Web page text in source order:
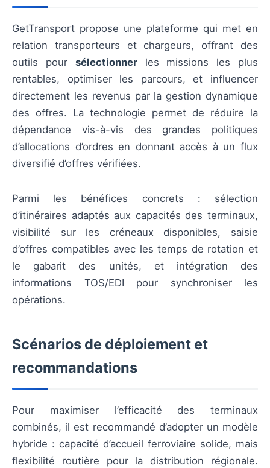
GetTransport propose une plateforme qui met en
relation transporteurs et chargeurs, offrant des
outils pour sélectionnerles missions les plus
rentables, optimiser les parcours, et influencer
directement les revenus par la gestion dynamique
des offres. La technologie permet de réduire la
dépendance vis-à-vis des grandes politiques
d’allocations d’ordres en donnant accès à un flux
diversifié d’offres vérifiées.
Parmi les bénéfices concrets : sélection
d’itinéraires adaptés aux capacités des terminaux,
visibilité sur les créneaux disponibles, saisie
d’offres compatibles avec les temps de rotation et
le gabarit des unités, et intégration des
informations TOS/EDI pour synchroniser les
opérations.
Scénarios de déploiement et
recommandations
Pour maximiser l’efficacité des terminaux
combinés, il est recommandé d’adopter un modèle
hybride : capacité d’accueil ferroviaire solide, mais
flexibilité routière pour la distribution régionale.